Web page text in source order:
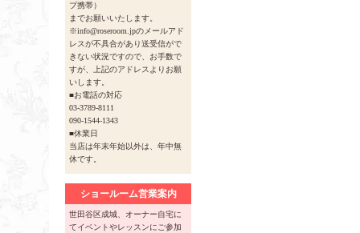
プ携帯）
までお願いいたします。
※info@roseroom.jpのメールアド
レスが不具合があり送受信がで
きない状況ですので、お手数で
すが、上記のアドレスよりお願
いします。
■お電話の対応
03-3789-8111
090-1544-1343
■休業日
当店は年末年始以外は、年中無
休です。
ショールーム営業案内
世田谷区成城、オーナー自宅に
てイベントやレッスンにご参加